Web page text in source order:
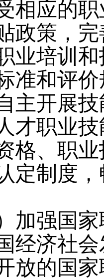
相应的
政策，
业培训
准和评
主开展
才职业
格、职
定制度
加强国
经济社
放的国